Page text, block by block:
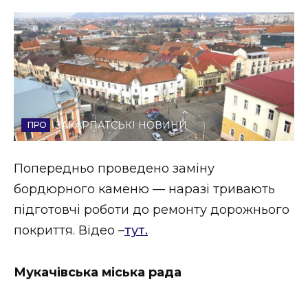
Політика
Соціум
Спорт
Стиль життя
Втрачений Ужгород (відеоверсія)
ЗАКАРПАТСЬКІ НОВИНИ
Попередньо проведено заміну
бордюрного каменю — наразі тривають
підготовчі роботи до ремонту дорожнього
покриття. Відео –тут.
Мукачівська міська рада